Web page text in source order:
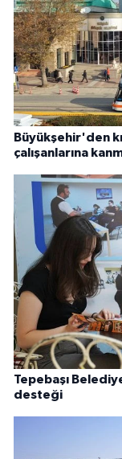
Büyükşehir'den
çalışanlarına
Tepebaşı
desteği